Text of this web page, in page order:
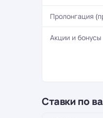
Пролонгация
Акции и бонусы
Ставки по